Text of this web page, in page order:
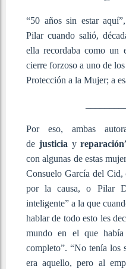
“50 años sin estar
Pilar cuando salió,
ella recordaba como un
cierre forzoso a uno de
Protección a la Mujer; a
Por eso, ambas
de justicia yreparación
con algunas de estas
Consuelo García del Cid,
por la causa, o Pilar
inteligente” a la que
hablar de todo esto les
mundo en el que había
completo”. “No tenía los
era aquello, pero al